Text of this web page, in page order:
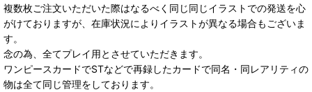
複数枚ご注文いただいた際はなるべく同じ同じイラストでの発送を心
がけておりますが、在庫状況によりイラストが異なる場合もございま
す。
念の為、全てプレイ用とさせていただきます。
ワンピースカードでSTなどで再録したカードで同名・同レアリティの
物は全て同じ管理をしております。